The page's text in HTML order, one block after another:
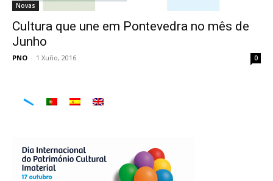
Novas
Cultura que une em Pontevedra no mês de
Junho
PNO - 1 Xuño, 2016 0